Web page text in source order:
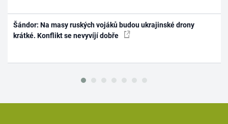
Šándor: Na masy ruských vojáků budou ukrajinské drony
krátké. Konflikt se nevyvíjí dobře